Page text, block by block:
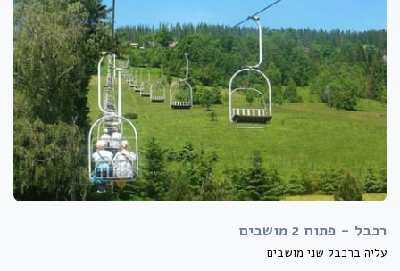
רכבל - פתוח 2 מושבים
עליה ברכבל שני מושבים